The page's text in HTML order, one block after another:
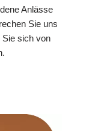
Anlässe
Sie uns
Sie sich von